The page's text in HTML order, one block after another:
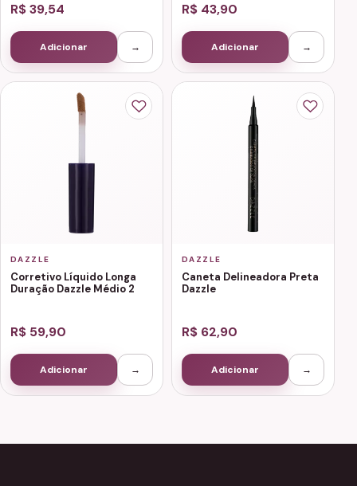
R$ 39,54
Adicionar →
R$ 43,90
Adicionar →
DAZZLE
Corretivo Líquido Longa
Duração Dazzle Médio 2
R$ 59,90
Adicionar →
DAZZLE
Caneta Delineadora Preta
Dazzle
R$ 62,90
Adicionar →